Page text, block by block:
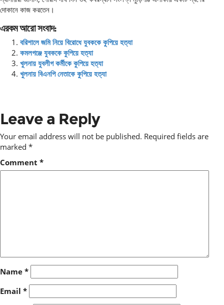
দোকানে কাজ করতেন।
এরকম আরো সংবাদ:
বরিশালে জমি নিয়ে বিরোধে যুবককে কুপিয়ে হত্যা
কমলগঞ্জে যুবককে কুপিয়ে হত্যা
খুলনায় যুবলীগ কর্মীকে কুপিয়ে হত্যা
খুলনায় বিএনপি নেতাকে কুপিয়ে হত্যা
Leave a Reply
Your email address will not be published. Required fields are
marked *
Comment *
Name *
Email *